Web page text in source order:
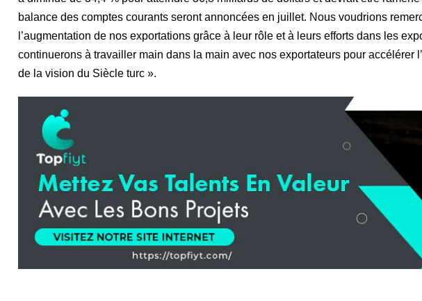
balance des comptes courants seront annoncées en juillet. Nous voudrions
l’augmentation de nos exportations grâce à leur rôle et à leurs efforts dans les
continuerons à travailler main dans la main avec nos exportateurs pour accélérer
de la vision du Siècle turc ».